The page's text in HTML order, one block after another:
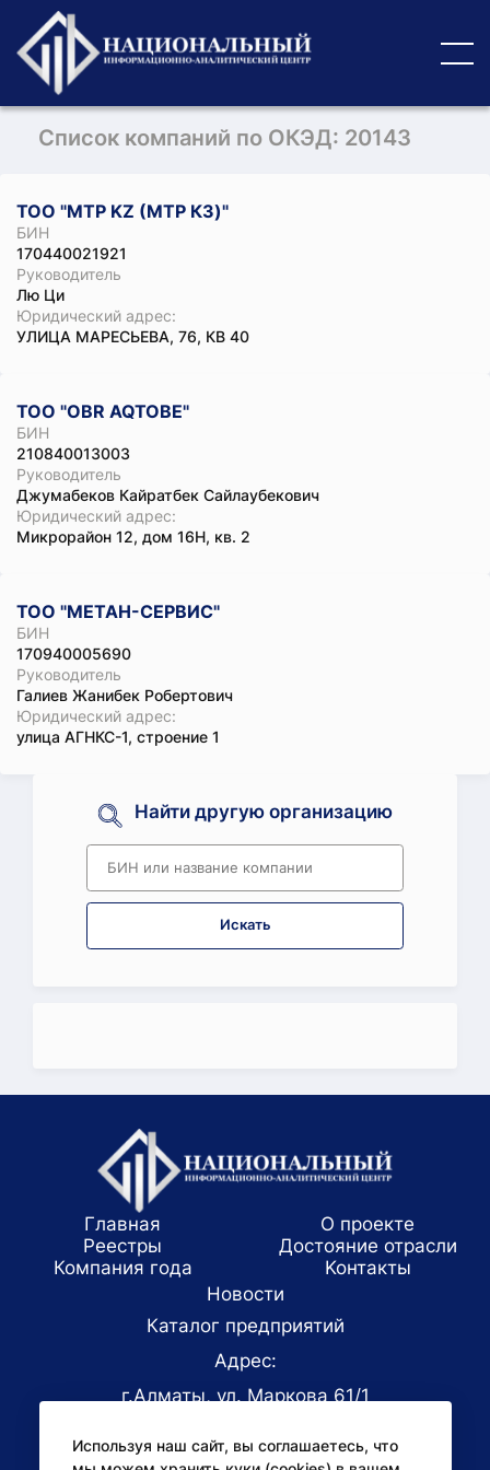
Список компаний по ОКЭД: 20143
ТОО "MTP KZ (МТР КЗ)"
БИН
170440021921
Руководитель
Лю Ци
Юридический адрес:
УЛИЦА МАРЕСЬЕВА, 76, КВ 40
ТОО "OBR AQTOBE"
БИН
210840013003
Руководитель
Джумабеков Кайратбек Сайлаубекович
Юридический адрес:
Микрорайон 12, дом 16Н, кв. 2
ТОО "МЕТАН-СЕРВИС"
БИН
170940005690
Руководитель
Галиев Жанибек Робертович
Юридический адрес:
улица АГНКС-1, строение 1
Найти другую организацию
Искать
Используя наш сайт, вы соглашаетесь, что
Главная
О проекте
Реестры
Достояние отрасли
Компания года
Koнтaкты
Новости
Каталог предприятий
Адрес:
г.Алматы, ул. Маркова 61/1
office@niac.kz